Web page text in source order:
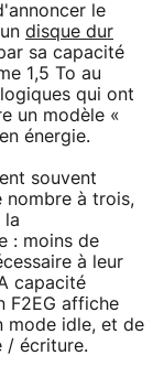
le
disque dur
sa capacité
1,5 To au
qui ont
un modèle «
énergie.
souvent
nombre à trois,
la
: moins de
à leur
capacité
F2EG affiche
mode idle, et de
/ écriture.